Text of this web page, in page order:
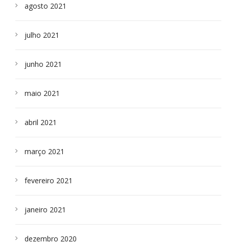
agosto 2021
julho 2021
junho 2021
maio 2021
abril 2021
março 2021
fevereiro 2021
janeiro 2021
dezembro 2020